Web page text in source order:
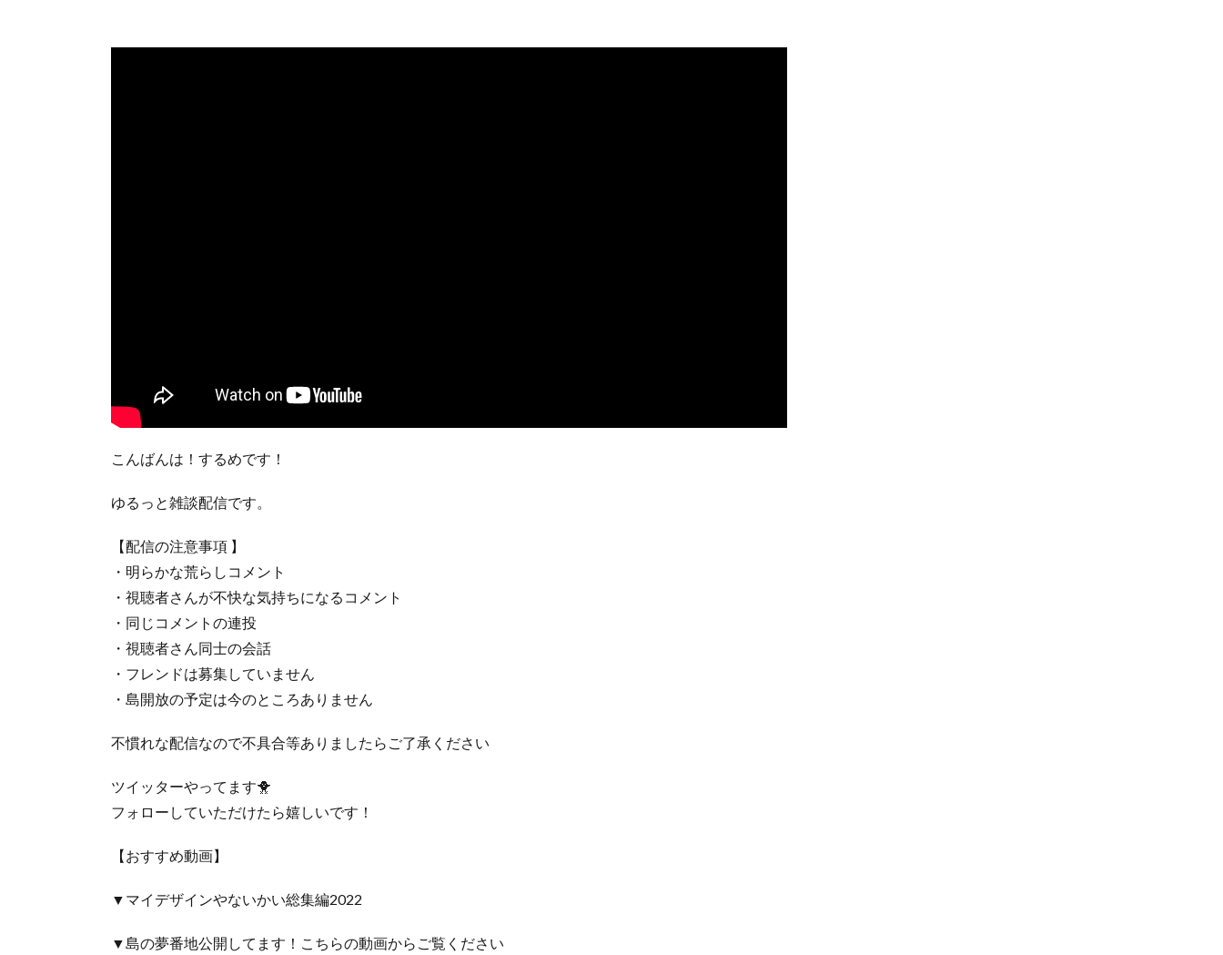
こんばんは！するめです！
ゆるっと雑談配信です。
【配信の注意事項 】
・明らかな荒らしコメント
・視聴者さんが不快な気持ちになるコメント
・同じコメントの連投
・視聴者さん同士の会話
・フレンドは募集していません
・島開放の予定は今のところありません
不慣れな配信なので不具合等ありましたらご了承ください
ツイッターやってます🐥
フォローしていただけたら嬉しいです！
【おすすめ動画】
▼マイデザインやないかい総集編2022
▼島の夢番地公開してます！こちらの動画からご覧ください